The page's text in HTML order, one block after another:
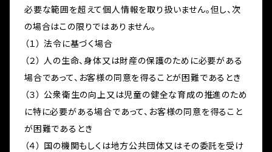
必要な範囲を超えて個人情報を取り扱いません。但し、次
の場合はこの限りではありません。
（１） 法令に基づく場合
（２） 人の生命、身体又は財産の保護のために必要がある
場合であって、お客様の同意を得ることが困難であるとき
（３） 公衆衛生の向上又は児童の健全な育成の推進のため
に特に必要がある場合であって、お客様の同意を得ること
が困難であるとき
（４） 国の機関もしくは地方公共団体又はその委託を受け